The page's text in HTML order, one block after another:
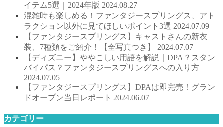
イテム5選｜2024年版 2024.08.27
混雑時も楽しめる！ファンタジースプリングス、アト
ラクション以外に見てほしいポイント3選 2024.07.09
【ファンタジースプリングス】キャストさんの新衣
装、7種類をご紹介！【全写真つき】 2024.07.07
【ディズニー】ややこしい用語を解説｜DPA？スタン
バイパス？ファンタジースプリングスへの入り方
2024.07.05
【ファンタジースプリングス】DPAは即完売！グラン
ドオープン当日レポート 2024.06.07
カテゴリー